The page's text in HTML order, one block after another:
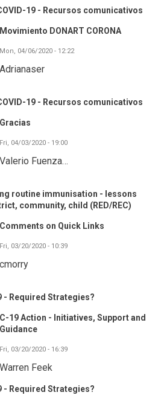
19 - Recursos comunicativos
Movimiento DONART CORONA
Mon, 04/06/2020 - 12:22
Adrianaser
19 - Recursos comunicativos
Gracias
Fri, 04/03/2020 - 19:00
Valerio Fuenza…
routine immunisation - lessons
community, child (RED/REC)
Comments on Quick Links
Fri, 03/20/2020 - 10:39
cmorry
- Required Strategies?
C-19 Action - Initiatives, Support and
Guidance
Fri, 03/20/2020 - 16:39
Warren Feek
- Required Strategies?